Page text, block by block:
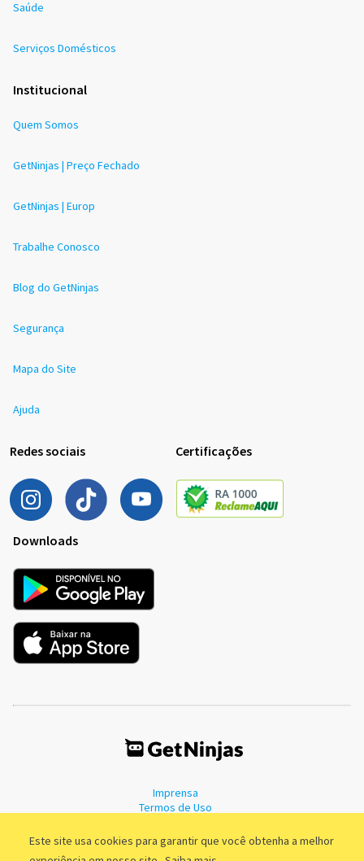
Este site usa cookies para garantir que você obtenha a melhor
Saúde
Serviços Domésticos
Institucional
Quem Somos
GetNinjas | Preço Fechado
GetNinjas | Europ
Trabalhe Conosco
Blog do GetNinjas
Segurança
Mapa do Site
Ajuda
Redes sociais Certificações
Downloads
Imprensa
Termos de Uso